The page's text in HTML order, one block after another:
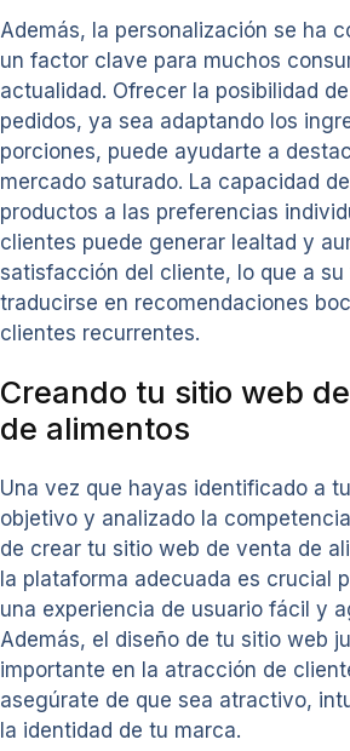
Además, la personalización se ha
un factor clave para muchos
actualidad. Ofrecer la posibilidad
pedidos, ya sea adaptando los
porciones, puede ayudarte a
mercado saturado. La capacidad
productos a las preferencias
clientes puede generar lealtad y
satisfacción del cliente, lo que a su
traducirse en recomendaciones
clientes recurrentes.
Creando tu sitio web
de alimentos
Una vez que hayas identificado a
objetivo y analizado la
de crear tu sitio web de venta de
la plataforma adecuada es crucial
una experiencia de usuario fácil y
Además, el diseño de tu sitio web
importante en la atracción de
asegúrate de que sea atractivo,
la identidad de tu marca.